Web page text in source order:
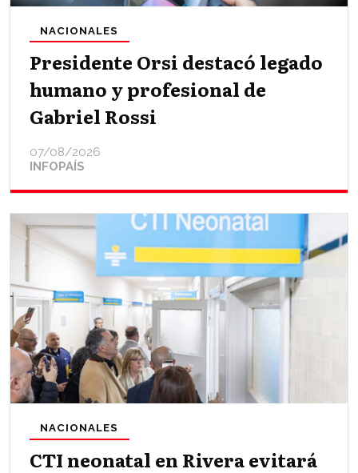
Presidente Orsi destacó legado
humano y profesional de
Gabriel Rossi
INFOPAÍS
NACIONALES
07/08/2026
CTI neonatal en Rivera evitará
NACIONALES